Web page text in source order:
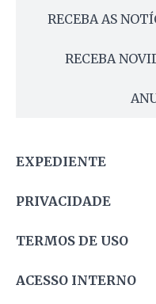
RECEBA AS
RECEBA
EXPEDIENTE
PRIVACIDADE
TERMOS DE USO
ACESSO INTERNO